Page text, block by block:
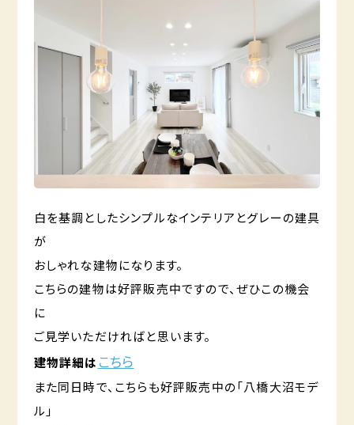
白を基調としたシンプルなインテリアとグレーの建具
が
おしゃれな建物になります。
こちらの建物は好評販売中ですので、ぜひこの機会
に
ご見学いただければと思います。
建物詳細は こちら
また同日時で、こちらも好評販売中の「八橋大沼モデ
ル」